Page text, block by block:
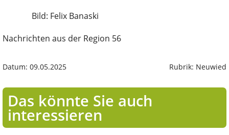
Bild: Felix Banaski
Nachrichten aus der Region 56
Datum: 09.05.2025 Rubrik: Neuwied
Das könnte Sie auch
interessieren